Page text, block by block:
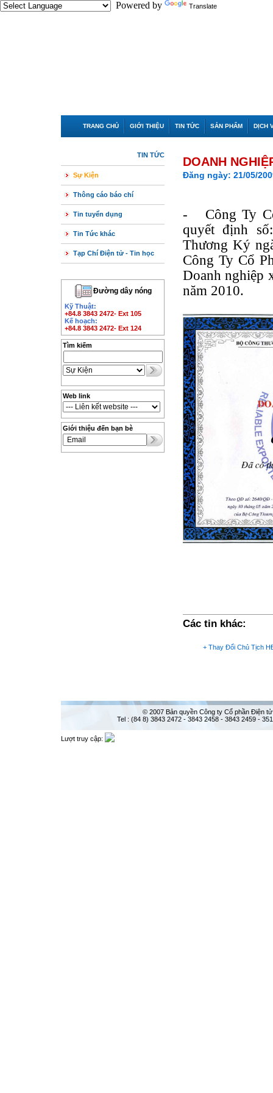
Powered by Translate
TRANG CHỦ GIỚI THIỆU TIN TỨC SẢN PHẨM DỊCH
TIN TỨC
Sự Kiện
Thông cáo báo chí
Tin tuyển dụng
Tin Tức khác
Tạp Chí Điện tử - Tin học
Đường dây nóng
Kỹ Thuật:
+84.8 3843 2472- Ext 105
Kế hoạch:
+84.8 3843 2472- Ext 124
Tìm kiếm
Web link
Giới thiệu đến bạn bè
DOANH
Đăng ngày: 21/05/
- Công Ty
quyết định
Thương Ký
Công Ty Cổ
Doanh nghiệp
năm 2010.
Các tin khác:
+ Thay Đổi Chủ Tịch
© 2007 Bản quyền Công ty Cổ phần Điện
Tel : (84 8) 3843 2472 - 3843 2458 - 3843 2459 -
Lượt truy cập: